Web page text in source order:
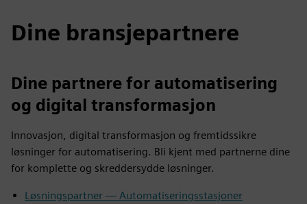
Dine bransjepartnere
Dine partnere for automatisering
og digital transformasjon
Innovasjon, digital transformasjon og fremtidssikre
løsninger for automatisering. Bli kjent med partnerne dine
for komplette og skreddersydde løsninger.
Løsningspartner — Automatiseringsstasjoner